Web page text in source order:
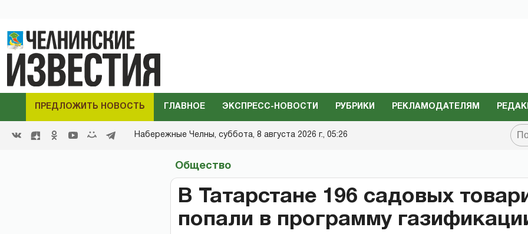
ПРЕДЛОЖИТЬ НОВОСТЬ ГЛАВНОЕ ЭКСПРЕСС-НОВОСТИ РУБРИКИ РЕКЛАМОДАТЕЛЯМ
Набережные Челны, суббота, 8 августа 2026 г., 05:26
Общество
В Татарстане 196 садовых
попали в программу